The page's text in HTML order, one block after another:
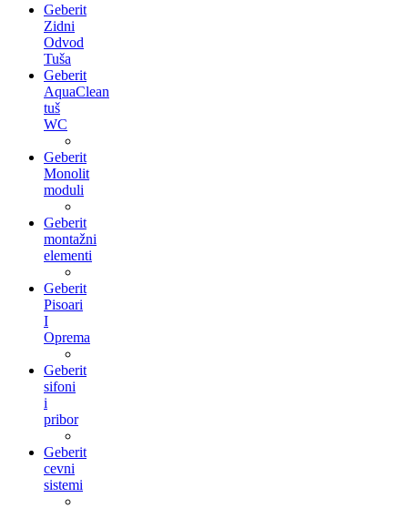
Geberit
Zidni
Odvod
Tuša
Geberit
AquaClean
tuš
WC
Geberit
Monolit
moduli
Geberit
montažni
elementi
Geberit
Pisoari
I
Oprema
Geberit
sifoni
i
pribor
Geberit
cevni
sistemi